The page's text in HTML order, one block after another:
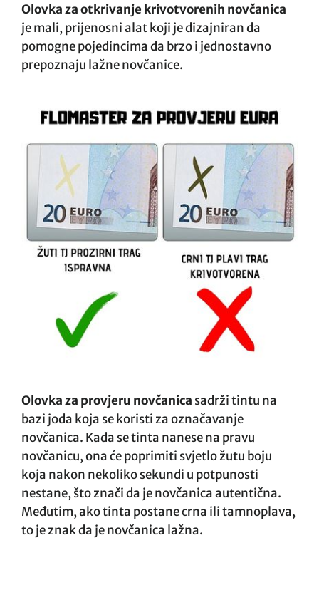
Olovka za otkrivanje krivotvorenih novčanica
je mali, prijenosni alat koji je dizajniran da
pomogne pojedincima da brzo i jednostavno
prepoznaju lažne novčanice.
Olovka za provjeru novčanica sadrži tintu na
bazi joda koja se koristi za označavanje
novčanica. Kada se tinta nanese na pravu
novčanicu, ona će poprimiti svjetlo žutu boju
koja nakon nekoliko sekundi u potpunosti
nestane, što znači da je novčanica autentična.
Međutim, ako tinta postane crna ili tamnoplava,
to je znak da je novčanica lažna.